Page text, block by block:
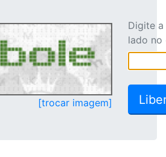
[trocar imagem]
Digite
lado no